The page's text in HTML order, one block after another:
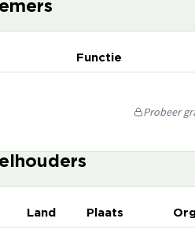
Functie
Probeer
Land Plaats